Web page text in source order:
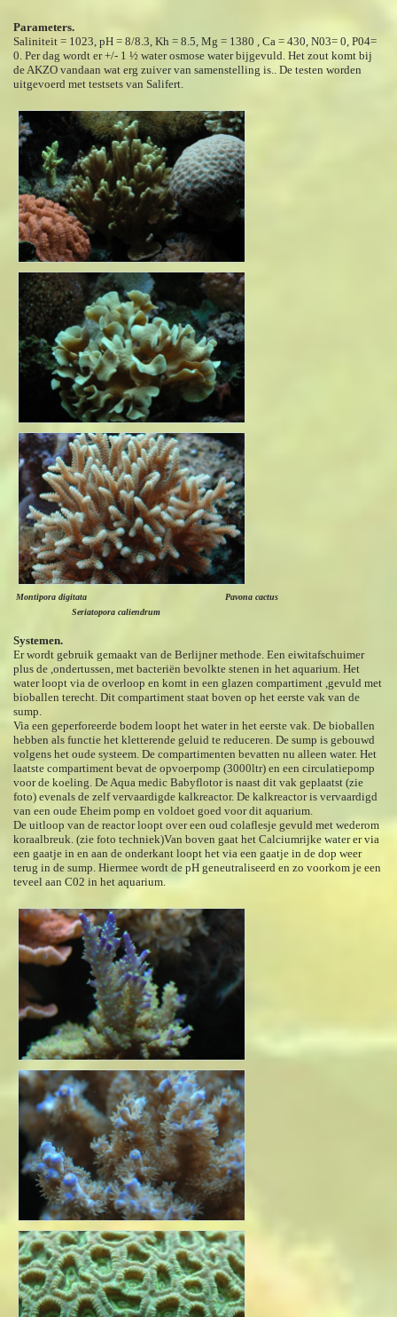
Parameters.
Saliniteit = 1023, pH = 8/8.3, Kh = 8.5, Mg = 1380 , Ca = 430, N03= 0, P04=
0. Per dag wordt er +/- 1 ½ water osmose water bijgevuld. Het zout komt bij
de AKZO vandaan wat erg zuiver van samenstelling is.. De testen worden
uitgevoerd met testsets van Salifert.
Montipora digitata Pavona cactus
Seriatopora caliendrum
Systemen.
Er wordt gebruik gemaakt van de Berlijner methode. Een eiwitafschuimer
plus de ,ondertussen, met bacteriën bevolkte stenen in het aquarium. Het
water loopt via de overloop en komt in een glazen compartiment ,gevuld met
bioballen terecht. Dit compartiment staat boven op het eerste vak van de
sump.
Via een geperforeerde bodem loopt het water in het eerste vak. De bioballen
hebben als functie het kletterende geluid te reduceren. De sump is gebouwd
volgens het oude systeem. De compartimenten bevatten nu alleen water. Het
laatste compartiment bevat de opvoerpomp (3000ltr) en een circulatiepomp
voor de koeling. De Aqua medic Babyflotor is naast dit vak geplaatst (zie
foto) evenals de zelf vervaardigde kalkreactor. De kalkreactor is vervaardigd
van een oude Eheim pomp en voldoet goed voor dit aquarium.
De uitloop van de reactor loopt over een oud colaflesje gevuld met wederom
koraalbreuk. (zie foto techniek)Van boven gaat het Calciumrijke water er via
een gaatje in en aan de onderkant loopt het via een gaatje in de dop weer
terug in de sump. Hiermee wordt de pH geneutraliseerd en zo voorkom je een
teveel aan C02 in het aquarium.